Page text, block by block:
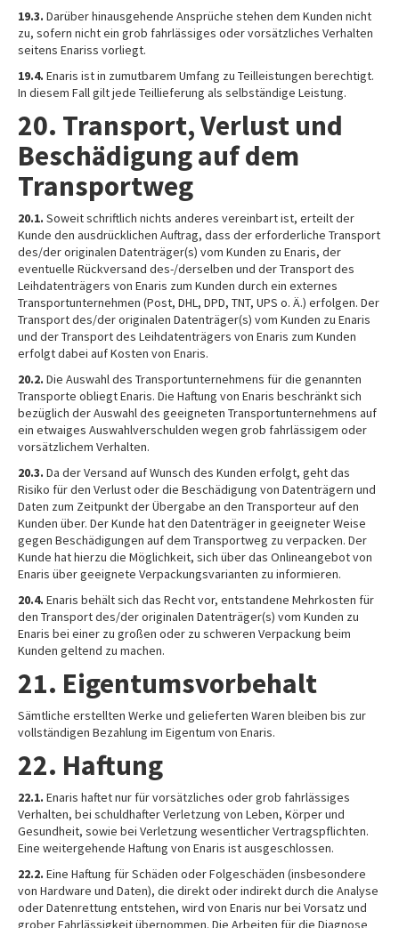
19.3. Darüber hinausgehende Ansprüche stehen dem Kunden nicht
zu, sofern nicht ein grob fahrlässiges oder vorsätzliches Verhalten
seitens Enariss vorliegt.
19.4. Enaris ist in zumutbarem Umfang zu Teilleistungen berechtigt.
In diesem Fall gilt jede Teillieferung als selbständige Leistung.
20. Transport, Verlust und
Beschädigung auf dem
Transportweg
20.1. Soweit schriftlich nichts anderes vereinbart ist, erteilt der
Kunde den ausdrücklichen Auftrag, dass der erforderliche Transport
des/der originalen Datenträger(s) vom Kunden zu Enaris, der
eventuelle Rückversand des-/derselben und der Transport des
Leihdatenträgers von Enaris zum Kunden durch ein externes
Transportunternehmen (Post, DHL, DPD, TNT, UPS o. Ä.) erfolgen. Der
Transport des/der originalen Datenträger(s) vom Kunden zu Enaris
und der Transport des Leihdatenträgers von Enaris zum Kunden
erfolgt dabei auf Kosten von Enaris.
20.2. Die Auswahl des Transportunternehmens für die genannten
Transporte obliegt Enaris. Die Haftung von Enaris beschränkt sich
bezüglich der Auswahl des geeigneten Transportunternehmens auf
ein etwaiges Auswahlverschulden wegen grob fahrlässigem oder
vorsätzlichem Verhalten.
20.3. Da der Versand auf Wunsch des Kunden erfolgt, geht das
Risiko für den Verlust oder die Beschädigung von Datenträgern und
Daten zum Zeitpunkt der Übergabe an den Transporteur auf den
Kunden über. Der Kunde hat den Datenträger in geeigneter Weise
gegen Beschädigungen auf dem Transportweg zu verpacken. Der
Kunde hat hierzu die Möglichkeit, sich über das Onlineangebot von
Enaris über geeignete Verpackungsvarianten zu informieren.
20.4. Enaris behält sich das Recht vor, entstandene Mehrkosten für
den Transport des/der originalen Datenträger(s) vom Kunden zu
Enaris bei einer zu großen oder zu schweren Verpackung beim
Kunden geltend zu machen.
21. Eigentumsvorbehalt
Sämtliche erstellten Werke und gelieferten Waren bleiben bis zur
vollständigen Bezahlung im Eigentum von Enaris.
22. Haftung
22.1. Enaris haftet nur für vorsätzliches oder grob fahrlässiges
Verhalten, bei schuldhafter Verletzung von Leben, Körper und
Gesundheit, sowie bei Verletzung wesentlicher Vertragspflichten.
Eine weitergehende Haftung von Enaris ist ausgeschlossen.
22.2. Eine Haftung für Schäden oder Folgeschäden (insbesondere
von Hardware und Daten), die direkt oder indirekt durch die Analyse
oder Datenrettung entstehen, wird von Enaris nur bei Vorsatz und
grober Fahrlässigkeit übernommen. Die Arbeiten für die Diagnose